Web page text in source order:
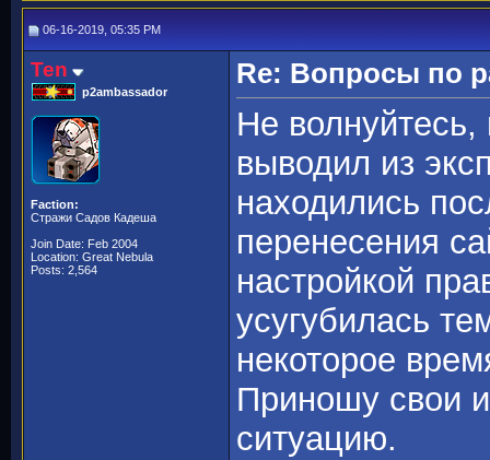
06-16-2019, 05:35 PM
Ten
p2ambassador
Faction:
Стражи Садов Кадеша
Join Date: Feb 2004
Location: Great Nebula
Posts: 2,564
Re: Вопросы по
Не волнуйтесь,
выводил из
находились
перенесения
настройкой
усугубилась
некоторое
Приношу свои
ситуацию.